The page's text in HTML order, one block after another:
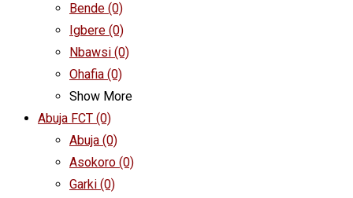
Bende (0)
Igbere (0)
Nbawsi (0)
Ohafia (0)
Show More
Abuja FCT (0)
Abuja (0)
Asokoro (0)
Garki (0)